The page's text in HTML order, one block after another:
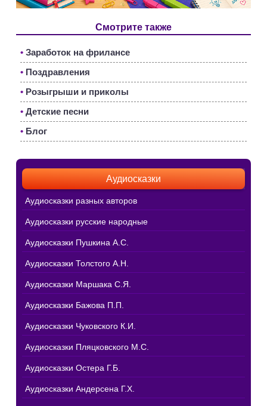
Смотрите также
• Заработок на фрилансе
• Поздравления
• Розыгрыши и приколы
• Детские песни
• Блог
Аудиосказки
Аудиосказки разных авторов
Аудиосказки русские народные
Аудиосказки Пушкина А.С.
Аудиосказки Толстого А.Н.
Аудиосказки Маршака С.Я.
Аудиосказки Бажова П.П.
Аудиосказки Чуковского К.И.
Аудиосказки Пляцковского М.С.
Аудиосказки Остера Г.Б.
Аудиосказки Андерсена Г.Х.